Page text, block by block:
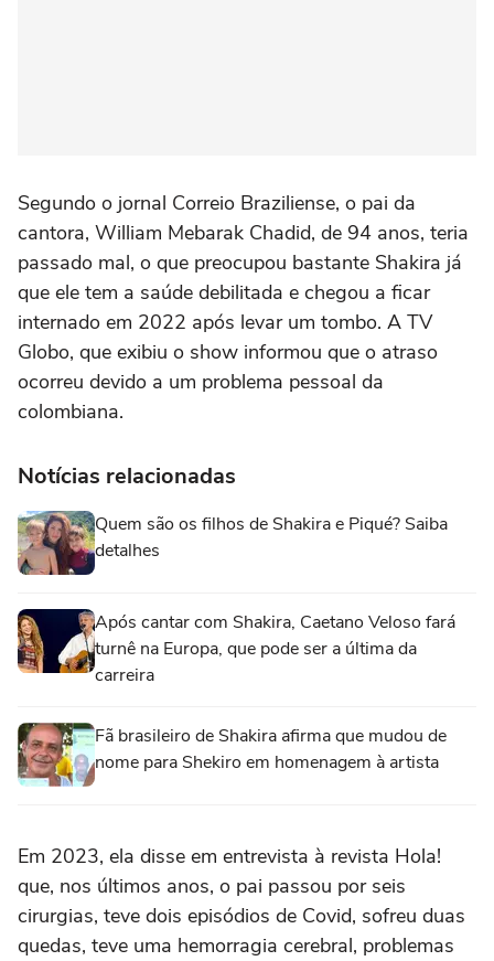
Segundo o jornal Correio Braziliense, o pai da
cantora, William Mebarak Chadid, de 94 anos, teria
passado mal, o que preocupou bastante Shakira já
que ele tem a saúde debilitada e chegou a ficar
internado em 2022 após levar um tombo. A TV
Globo, que exibiu o show informou que o atraso
ocorreu devido a um problema pessoal da
colombiana.
Notícias relacionadas
Quem são os filhos de Shakira e Piqué? Saiba
detalhes
Após cantar com Shakira, Caetano Veloso fará
turnê na Europa, que pode ser a última da
carreira
Fã brasileiro de Shakira afirma que mudou de
nome para Shekiro em homenagem à artista
Em 2023, ela disse em entrevista à revista Hola!
que, nos últimos anos, o pai passou por seis
cirurgias, teve dois episódios de Covid, sofreu duas
quedas, teve uma hemorragia cerebral, problemas